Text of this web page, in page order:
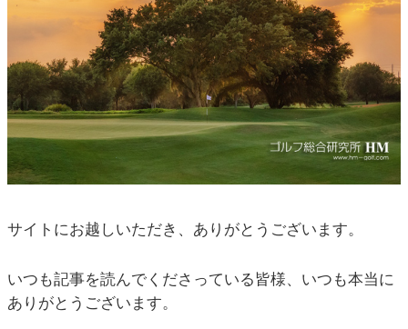
サイトにお越しいただき、ありがとうございます。
いつも記事を読んでくださっている皆様、いつも本当に
ありがとうございます。